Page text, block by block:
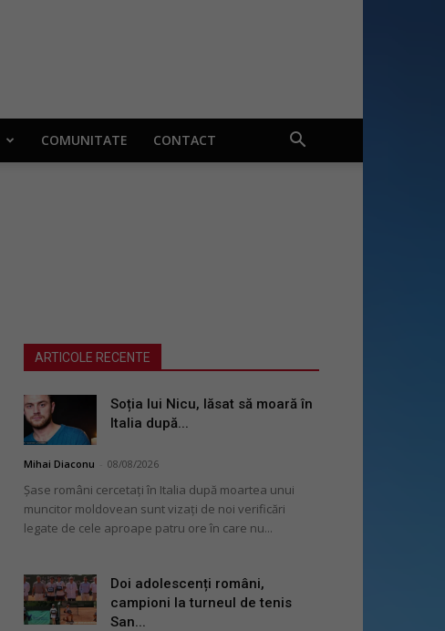
COMUNITATE CONTACT
ARTICOLE RECENTE
Soția lui Nicu, lăsat să moară în
Italia după...
Mihai Diaconu 08/08/2026
Șase români cercetați în Italia după moartea unui
muncitor moldovean sunt vizați de noi verificări
legate de cele aproape patru ore în care nu...
Doi adolescenți români,
campioni la turneul de tenis
San...